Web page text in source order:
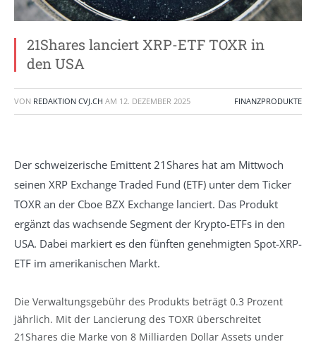
21Shares lanciert XRP-ETF TOXR in
den USA
VON REDAKTION CVJ.CH AM 12. DEZEMBER 2025 FINANZPRODUKTE
Der schweizerische Emittent 21Shares hat am Mittwoch
seinen XRP Exchange Traded Fund (ETF) unter dem Ticker
TOXR an der Cboe BZX Exchange lanciert. Das Produkt
ergänzt das wachsende Segment der Krypto-ETFs in den
USA. Dabei markiert es den fünften genehmigten Spot-XRP-
ETF im amerikanischen Markt.
Die Verwaltungsgebühr des Produkts beträgt 0.3 Prozent
jährlich. Mit der Lancierung des TOXR überschreitet
21Shares die Marke von 8 Milliarden Dollar Assets under